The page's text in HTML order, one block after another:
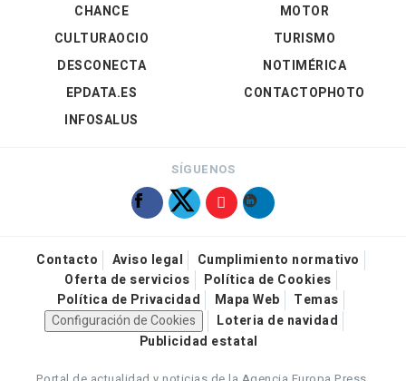
CHANCE
CULTURAOCIO
DESCONECTA
EPDATA.ES
INFOSALUS
MOTOR
TURISMO
NOTIMÉRICA
CONTACTOPHOTO
SÍGUENOS
Contacto Aviso legal
Cumplimiento normativo
Oferta de servicios
Política de Cookies
Política de Privacidad
Mapa Web
Temas
Configuración de Cookies
Loteria de navidad
Publicidad estatal